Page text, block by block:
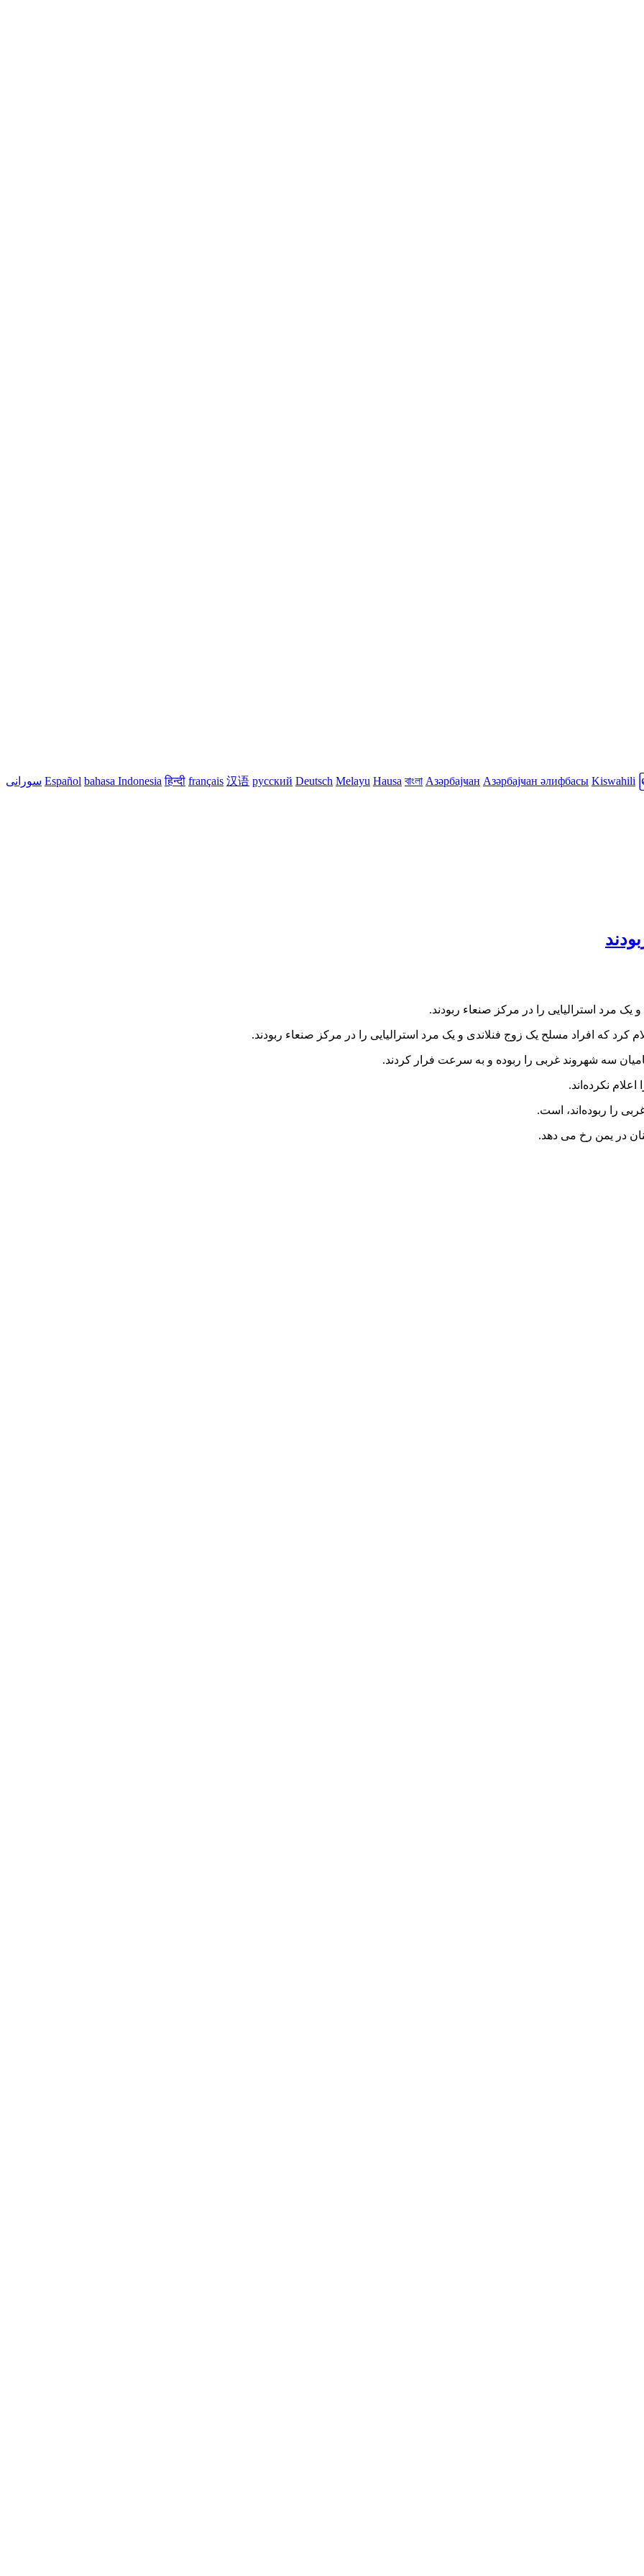
Español bahasa Indonesia हिन्दी français 汉语 русский Deutsch Melayu Hausa বাংলা Азәрбајҹан Азәрбајҹан әлифбасы Kiswahili سورانی
مرد استرالیایی را در مرکز صنعاء ربودند.
سه شهروند غربی را ربوده و به سرعت فرار کردند.
نکرده‌اند.
را ربوده‌اند، است.
در یمن رخ می دهد.